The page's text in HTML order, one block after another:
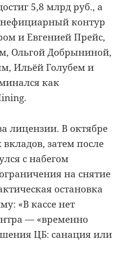
5,8 млрд руб., а
контур
и Евгенией Прейс,
Ольгой Добрыниной,
Ильёй Голубем и
как
лицензии. В октябре
затем после
с набегом
на снятие
остановка
«В кассе нет
— «временно
ЦБ: санация или